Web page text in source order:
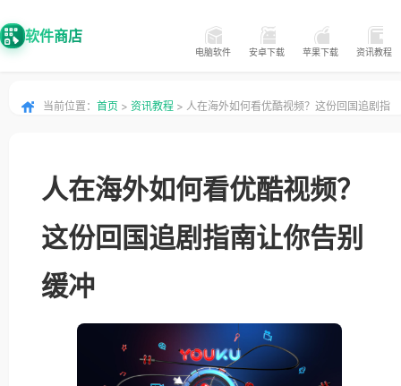
软件商店
电脑软件 安卓下载 苹果下载 资讯教程
当前位置： 首页 > 资讯教程 > 人在海外如何看优酷视频？这份回国追剧指
人在海外如何看优酷视频？
这份回国追剧指南让你告别
缓冲